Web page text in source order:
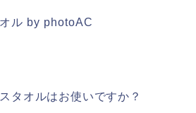
タオルはお使いですか？